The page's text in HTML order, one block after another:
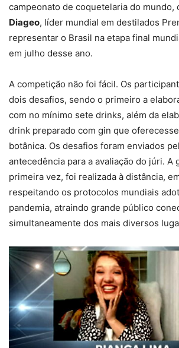
campeonato de coquetelaria do mundo,
Diageo, líder mundial em destilados
representar o Brasil na etapa final
em julho desse ano.
A competição não foi fácil. Os
dois desafios, sendo o primeiro a
com no mínimo sete drinks, além da
drink preparado com gin que
botânica. Os desafios foram enviados
antecedência para a avaliação do júri. A
primeira vez, foi realizada à distância,
respeitando os protocolos mundiais
pandemia, atraindo grande público
simultaneamente dos mais diversos